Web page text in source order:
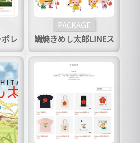
レ
PACKAGE
鯛焼きめし太郎LINEス
タンプ